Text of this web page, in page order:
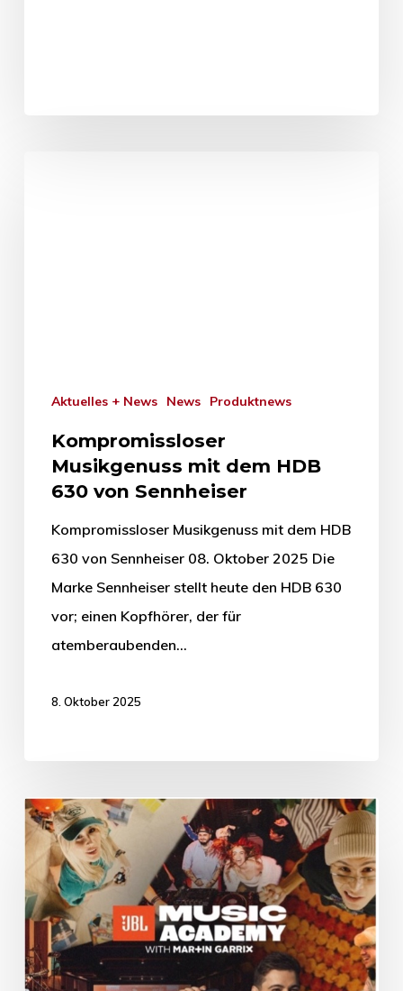
Aktuelles + News News Produktnews
Kompromissloser
Musikgenuss mit dem HDB
630 von Sennheiser
Kompromissloser Musikgenuss mit dem HDB
630 von Sennheiser 08. Oktober 2025 Die
Marke Sennheiser stellt heute den HDB 630
vor; einen Kopfhörer, der für
atemberaubenden…
8. Oktober 2025